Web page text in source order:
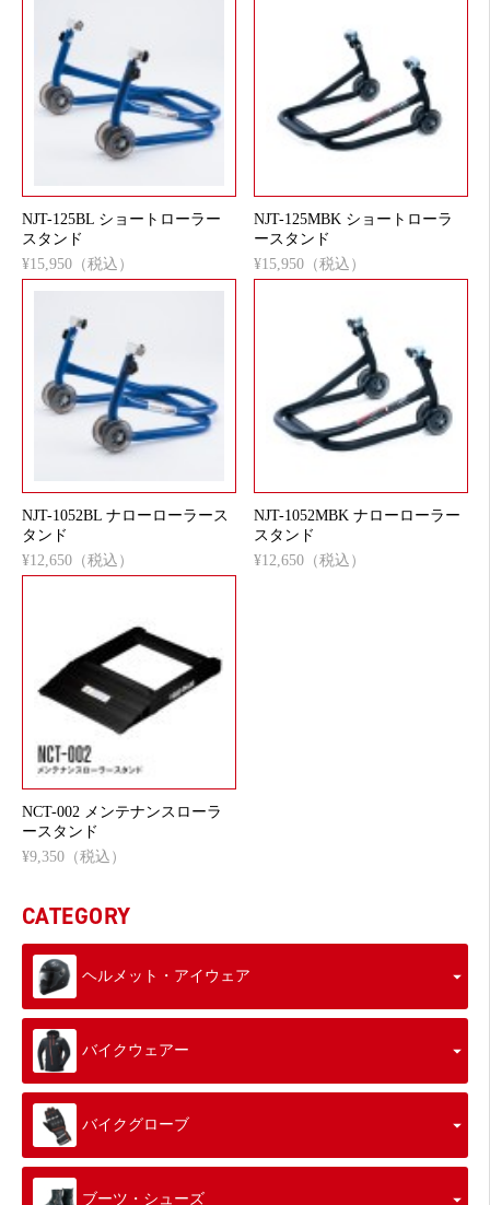
NJT-125BL ショートローラー
スタンド
¥15,950（税込）
NJT-125MBK ショートローラ
ースタンド
¥15,950（税込）
NJT-1052BL ナローローラース
タンド
¥12,650（税込）
NJT-1052MBK ナローローラー
スタンド
¥12,650（税込）
NCT-002 メンテナンスローラ
ースタンド
¥9,350（税込）
CATEGORY
ヘルメット・アイウェア
バイクウェアー
バイクグローブ
ブーツ・シューズ